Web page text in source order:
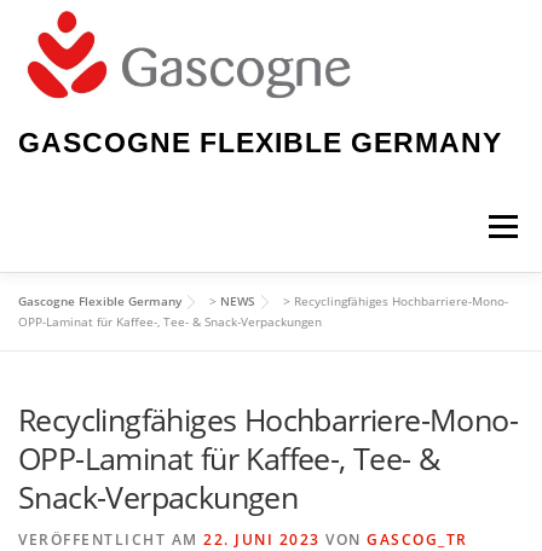
springen
GASCOGNE FLEXIBLE GERMANY
Menü
WILLKOMMEN
EXPERTE PAPIERBASIERTE VERPACKUNGEN
> GASCOGNE IN LINNICH
Gascogne Flexible Germany > NEWS > Recyclingfähiges Hochbarriere-Mono-
OPP-Laminat für Kaffee-, Tee- & Snack-Verpackungen
Recyclingfähiges Hochbarriere-Mono-
OPP-Laminat für Kaffee-, Tee- &
Snack-Verpackungen
VERÖFFENTLICHT AM 22. JUNI 2023 VON GASCOG_TR